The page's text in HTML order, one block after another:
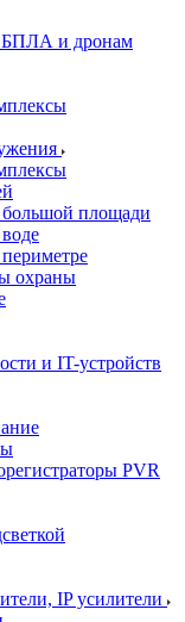
БПЛА и дронам
площади
охраны
и IT-устройств
PVR
IP усилители